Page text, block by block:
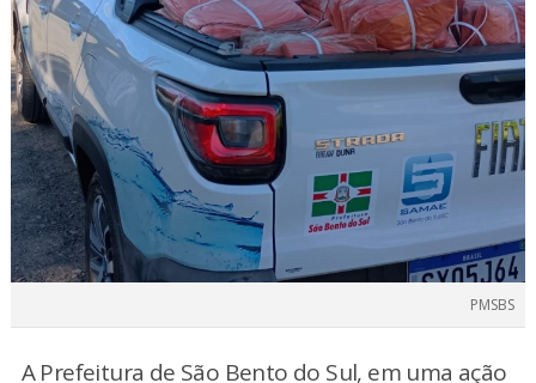
PMSBS
A Prefeitura de São Bento do Sul, em uma ação